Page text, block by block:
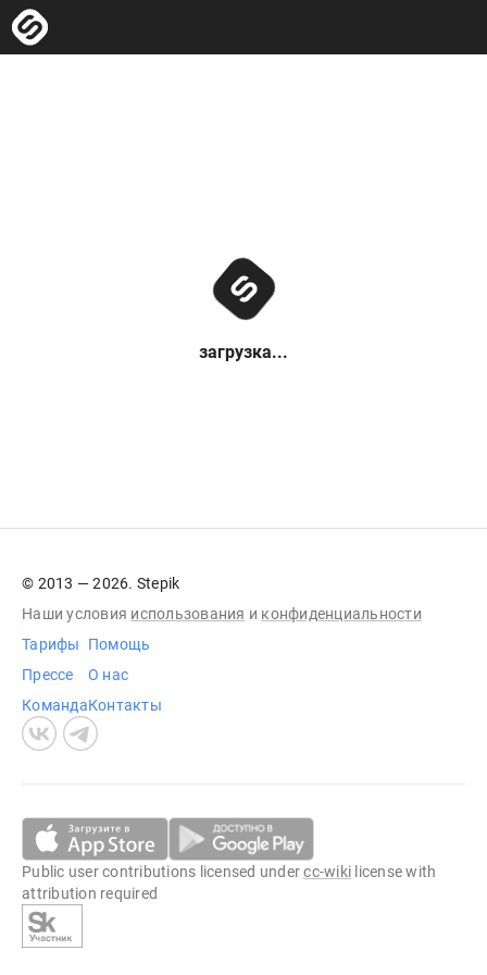
загрузка...
© 2013 — 2026. Stepik
Наши условия использования и конфиденциальности
Тарифы
Прессе
Команда
Помощь
О нас
Контакты
Public user contributions licensed undercc-wiki license with
attribution required